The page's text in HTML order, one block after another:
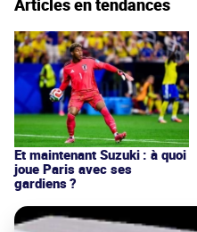
Articles en tendances
Et maintenant Suzuki : à quoi
joue Paris avec ses
gardiens ?